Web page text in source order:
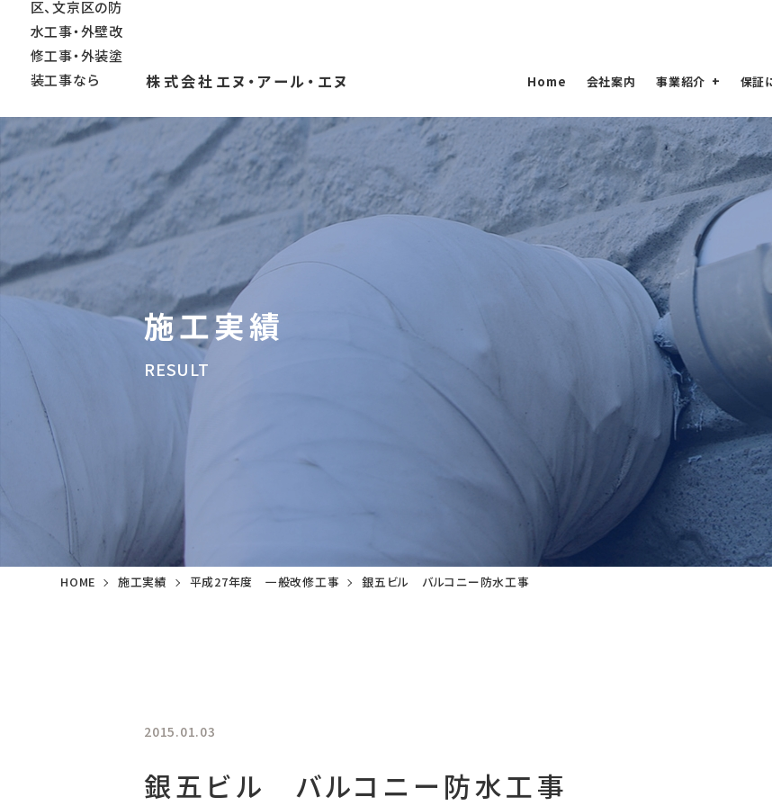
株式会社エヌ・アール・エヌ Home 会社案内 事業紹介 保証
施工実績
RESULT
HOME 施工実績 平成27年度 一般改修工事 銀五ビル バルコニー防水工事
2015.01.03
銀五ビル バルコニー防水工事